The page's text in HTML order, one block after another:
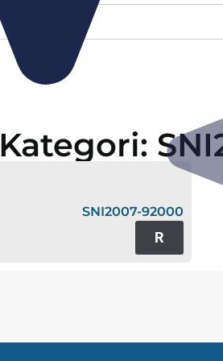
Kategori:
SNI2007-92000
R